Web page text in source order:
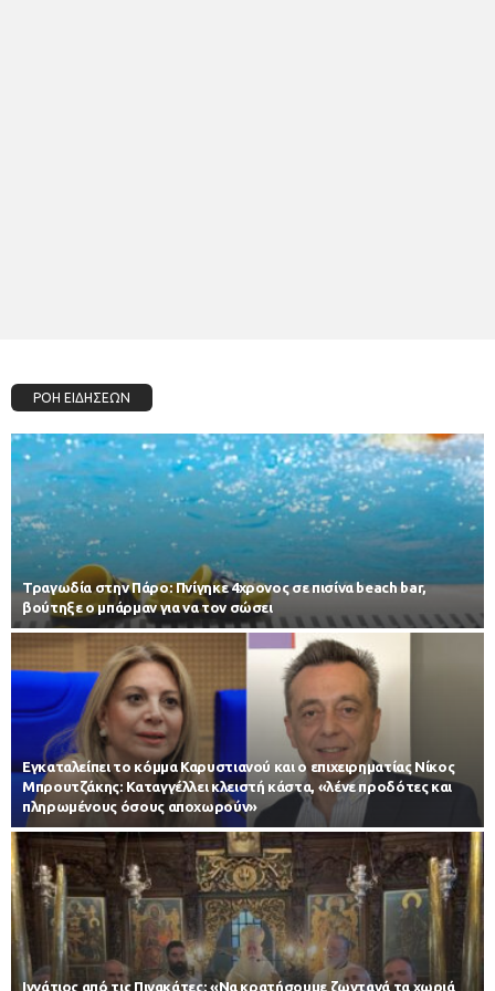
ΡΟΗ ΕΙΔΗΣΕΩΝ
Τραγωδία στην Πάρο: Πνίγηκε 4χρονος σε πισίνα beach bar,
βούτηξε ο μπάρμαν για να τον σώσει
Εγκαταλείπει το κόμμα Καρυστιανού και ο επιχειρηματίας Νίκος
Μπρουτζάκης: Καταγγέλλει κλειστή κάστα, «λένε προδότες και
πληρωμένους όσους αποχωρούν»
Ιγνάτιος από τις Πινακάτες: «Να κρατήσουμε ζωντανά τα χωριά